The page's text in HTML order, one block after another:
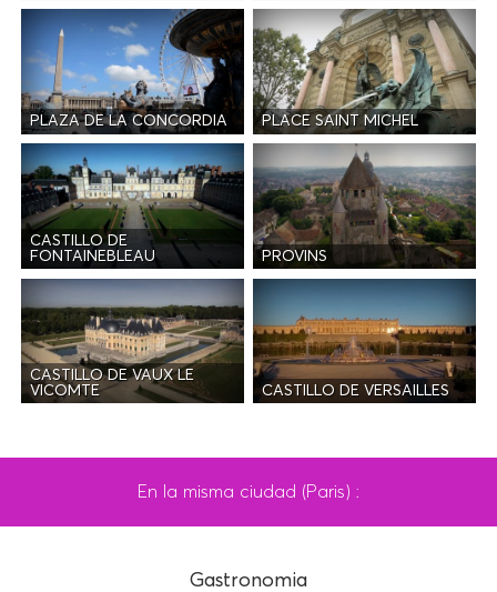
PLAZA DE LA CONCORDIA PLACE SAINT MICHEL
CASTILLO DE
FONTAINEBLEAU
PROVINS
CASTILLO DE VAUX LE
VICOMTE
CASTILLO DE VERSAILLES
En la misma ciudad (Paris) :
Gastronomia